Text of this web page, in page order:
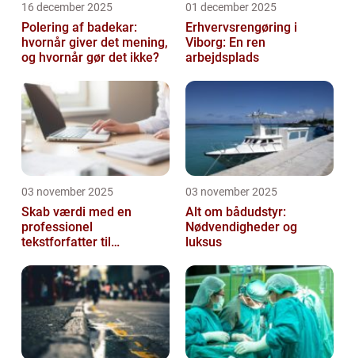
16 december 2025
Polering af badekar:
hvornår giver det mening,
og hvornår gør det ikke?
01 december 2025
Erhvervsrengøring i
Viborg: En ren
arbejdsplads
03 november 2025
Skab værdi med en
professionel
tekstforfatter til
03 november 2025
Alt om bådudstyr:
Nødvendigheder og
luksus